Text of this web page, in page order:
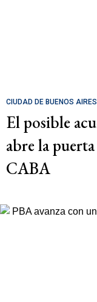
CIUDAD DE BUENOS AIRES
El posible
abre la
CABA